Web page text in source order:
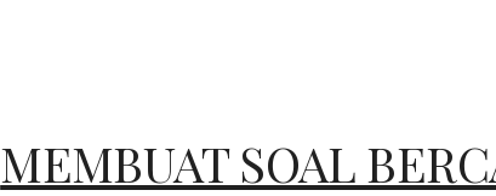
MEMBUAT SOAL